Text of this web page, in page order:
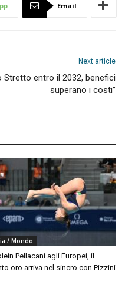
Email
Next article
Stretto entro il 2032, benefici
superano i costi”
/ Mondo
Pellacani agli Europei, il
oro arriva nel sincro con Pizzini